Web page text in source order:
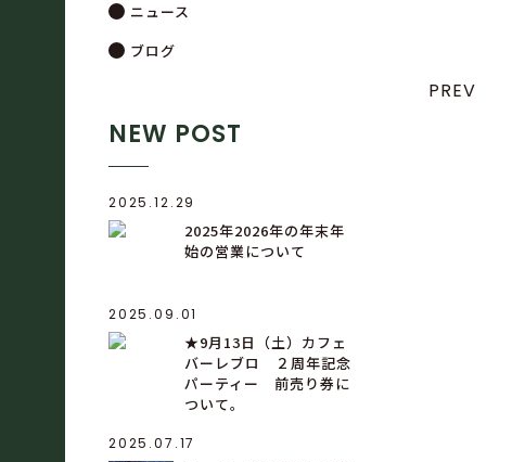
PREV
ニュース
ブログ
NEW POST
2025.12.29
2025年2026年の年末年
始の営業について
2025.09.01
★9月13日（土）カフェ
バーレブロ ２周年記念
パーティー 前売り券に
ついて。
2025.07.17